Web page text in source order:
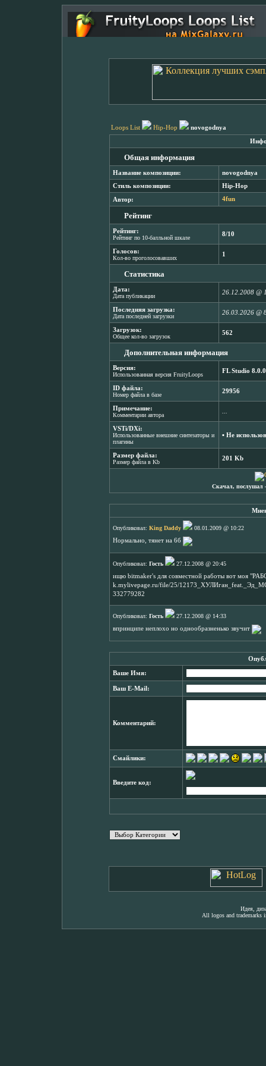
Loops List Hip-Hop novogodnya
Общая информация
Название композиции: novogodnya
Стиль композиции: Hip-Hop
Автор: 4fun
Рейтинг
Рейтинг:
Рейтинг по 10-балльной шкале
8/10
Голосов:
Кол-во проголосовавших
1
Статистика
Дата:
Дата публикации
26.12.2008 @
Последняя загрузка:
Дата последней загрузки
26.03.2026 @
Загрузок:
Общее кол-во загрузок
562
Дополнительная информация
Версия:
Использованная версия FruityLoops
FL Studio 8.0.0
ID файла:
Номер файла в базе
29956
Примечание:
Комментарии автора
VSTi/DXi:
Использованные внешние синтезаторы и
плагины
▪ Не
Размер файла:
Размер файла в Kb
201 Kb
Скачал, послушал
Опубликовал: King Daddy
08.01.2009 @ 10:22
Нормально, тянет на 6б
Опубликовал: Гость
27.12.2008 @ 20:45
ищю bitmaker's для совместной работы вот моя
k.mylivepage.ru/file/25/
332779282
Опубликовал: Гость
27.12.2008 @ 14:33
впринципе неплохо но однообразненько звучит
Ваше Имя:
Ваш E-Mail:
Комментарий:
Смайлики:
Введите код:
Идея,
All logos and trademarks